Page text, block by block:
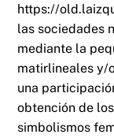
https://
las sociedades
mediante la
matirlineales y/
una
obtención de
simbolismos